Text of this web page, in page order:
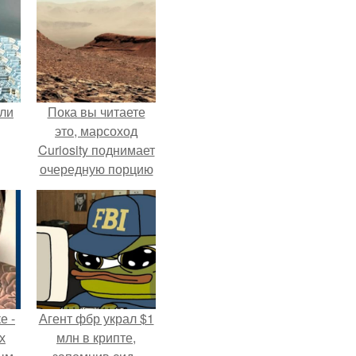
Пока вы читаете
это, марсоход
Curiosity поднимает
очередную порцию
красной пыли. 6.
-
Агент фбр украл $1
млн в крипте,